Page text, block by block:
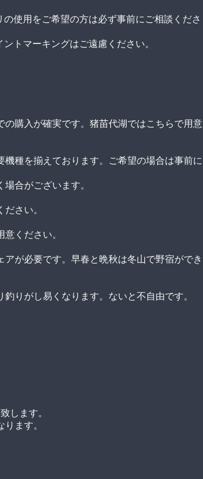
使用をご希望の方は必ず事前にご相談くださ
トマーキングはご遠慮ください。
の購入が確実です。猪苗代湖ではこちらで用意
種を揃えております。ご希望の場合は事前に
合がございます。
さい。
ください。
が必要です。早春と晩秋は冬山で野宿ができ
りがし易くなります。ないと不自由です。
します。
ます。